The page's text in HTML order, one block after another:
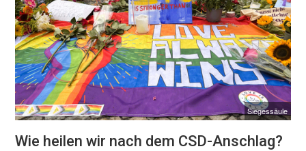
Siegessäule
Wie heilen wir nach dem CSD-Anschlag?